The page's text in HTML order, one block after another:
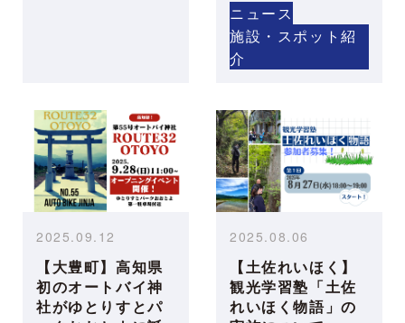
ニュース
施設・スポット紹
介
【大豊町】高知県
初のオートバイ神
社がゆとりすとパ
2025.09.12
【土佐れいほく】
観光学習塾「土佐
れいほく物語」の
2025.08.06